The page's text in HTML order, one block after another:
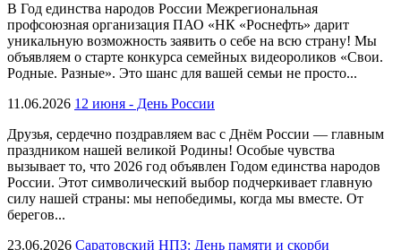
В Год единства народов России Межрегиональная
профсоюзная организация ПАО «НК «Роснефть» дарит
уникальную возможность заявить о себе на всю страну! Мы
объявляем о старте конкурса семейных видеороликов «Свои.
Родные. Разные». Это шанс для вашей семьи не просто...
11.06.2026 12 июня - День России
Друзья, сердечно поздравляем вас с Днём России — главным
праздником нашей великой Родины! Особые чувства
вызывает то, что 2026 год объявлен Годом единства народов
России. Этот символический выбор подчеркивает главную
силу нашей страны: мы непобедимы, когда мы вместе. От
берегов...
23.06.2026 Саратовский НПЗ: День памяти и скорби